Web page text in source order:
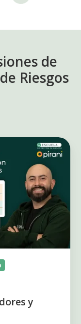
de
Riesgos
y